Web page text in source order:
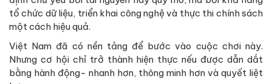
tổ chức dữ liệu, triển khai công nghệ và thực thi chính sách
một cách hiệu quả.
Việt Nam đã có nền tảng để bước vào cuộc chơi này.
Nhưng cơ hội chỉ trở thành hiện thực nếu được dẫn dắt
bằng hành động- nhanh hơn, thông minh hơn và quyết liệt